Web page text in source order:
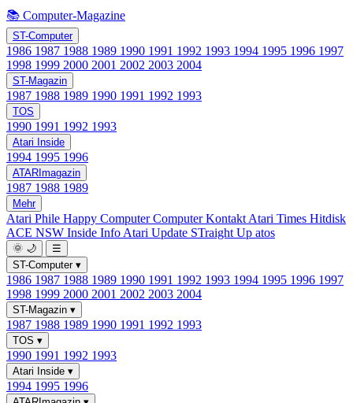
📚 Computer-Magazine
ST-Computer
1986 1987 1988 1989 1990 1991 1992 1993 1994 1995 1996 1997
1998 1999 2000 2001 2002 2003 2004
ST-Magazin
1987 1988 1989 1990 1991 1992 1993
TOS
1990 1991 1992 1993
Atari Inside
1994 1995 1996
ATARImagazin
1987 1988 1989
Mehr
Atari Phile Happy ComputerComputer Kontakt Atari Times Hitdisk
ACE NSW Inside Info Atari Update STraight Up atos
🌞 🌙
☰
ST-Computer ▾
1986 1987 1988 1989 1990 1991 1992 1993 1994 1995 1996 1997
1998 1999 2000 2001 2002 2003 2004
ST-Magazin ▾
1987 1988 1989 1990 1991 1992 1993
TOS ▾
1990 1991 1992 1993
Atari Inside ▾
1994 1995 1996